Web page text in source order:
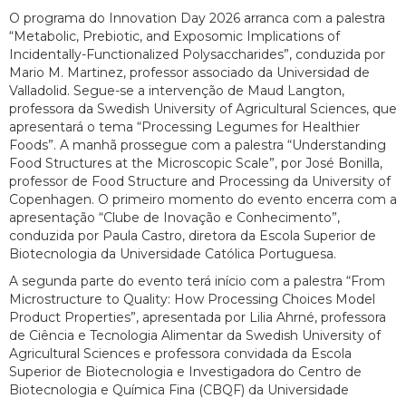
O programa do Innovation Day 2026 arranca com a palestra
“Metabolic, Prebiotic, and Exposomic Implications of
Incidentally-Functionalized Polysaccharides”, conduzida por
Mario M. Martinez, professor associado da Universidad de
Valladolid. Segue-se a intervenção de Maud Langton,
professora da Swedish University of Agricultural Sciences, que
apresentará o tema “Processing Legumes for Healthier
Foods”. A manhã prossegue com a palestra “Understanding
Food Structures at the Microscopic Scale”, por José Bonilla,
professor de Food Structure and Processing da University of
Copenhagen. O primeiro momento do evento encerra com a
apresentação “Clube de Inovação e Conhecimento”,
conduzida por Paula Castro, diretora da Escola Superior de
Biotecnologia da Universidade Católica Portuguesa.
A segunda parte do evento terá início com a palestra “From
Microstructure to Quality: How Processing Choices Model
Product Properties”, apresentada por Lilia Ahrné, professora
de Ciência e Tecnologia Alimentar da Swedish University of
Agricultural Sciences e professora convidada da Escola
Superior de Biotecnologia e Investigadora do Centro de
Biotecnologia e Química Fina (CBQF) da Universidade